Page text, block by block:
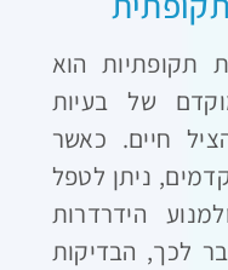
תקופתיות הוא
של בעיות
חיים. כאשר
ניתן לטפל
הידרדרות
לכך, הבדיקות